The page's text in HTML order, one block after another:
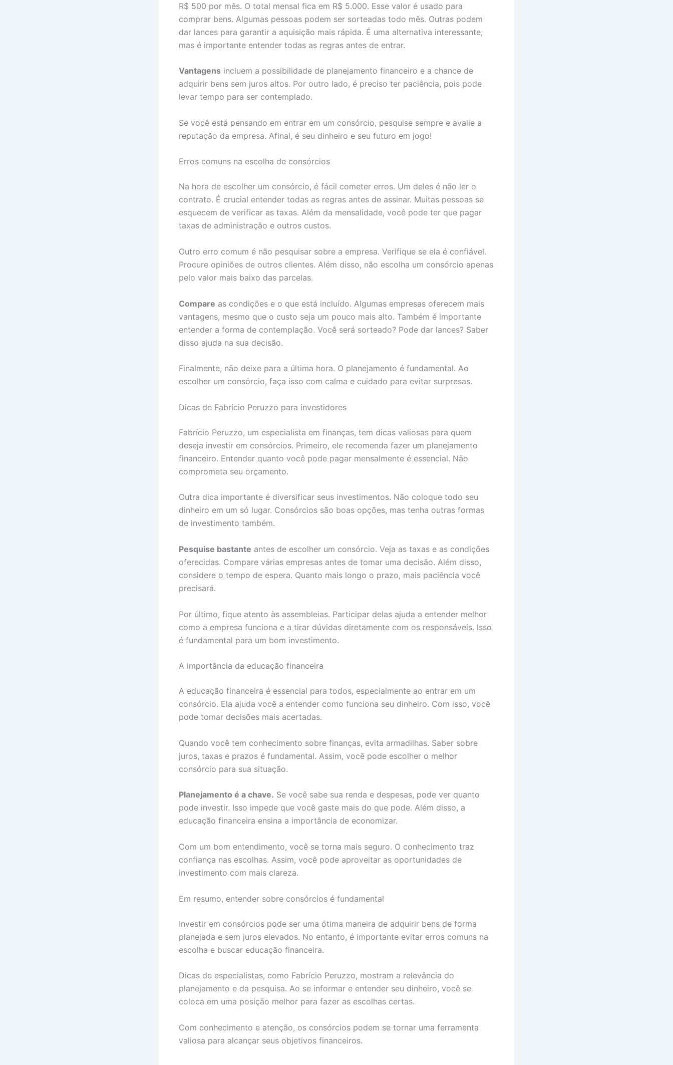
R$ 500 por mês. O total mensal fica em R$ 5.000. Esse valor é usado para
comprar bens. Algumas pessoas podem ser sorteadas todo mês. Outras podem
dar lances para garantir a aquisição mais rápida. É uma alternativa interessante,
mas é importante entender todas as regras antes de entrar.
Vantagens incluem a possibilidade de planejamento financeiro e a chance de
adquirir bens sem juros altos. Por outro lado, é preciso ter paciência, pois pode
levar tempo para ser contemplado.
Se você está pensando em entrar em um consórcio, pesquise sempre e avalie a
reputação da empresa. Afinal, é seu dinheiro e seu futuro em jogo!
Erros comuns na escolha de consórcios
Na hora de escolher um consórcio, é fácil cometer erros. Um deles é não ler o
contrato. É crucial entender todas as regras antes de assinar. Muitas pessoas se
esquecem de verificar as taxas. Além da mensalidade, você pode ter que pagar
taxas de administração e outros custos.
Outro erro comum é não pesquisar sobre a empresa. Verifique se ela é confiável.
Procure opiniões de outros clientes. Além disso, não escolha um consórcio apenas
pelo valor mais baixo das parcelas.
Compare as condições e o que está incluído. Algumas empresas oferecem mais
vantagens, mesmo que o custo seja um pouco mais alto. Também é importante
entender a forma de contemplação. Você será sorteado? Pode dar lances? Saber
disso ajuda na sua decisão.
Finalmente, não deixe para a última hora. O planejamento é fundamental. Ao
escolher um consórcio, faça isso com calma e cuidado para evitar surpresas.
Dicas de Fabrício Peruzzo para investidores
Fabrício Peruzzo, um especialista em finanças, tem dicas valiosas para quem
deseja investir em consórcios. Primeiro, ele recomenda fazer um planejamento
financeiro. Entender quanto você pode pagar mensalmente é essencial. Não
comprometa seu orçamento.
Outra dica importante é diversificar seus investimentos. Não coloque todo seu
dinheiro em um só lugar. Consórcios são boas opções, mas tenha outras formas
de investimento também.
Pesquise bastante antes de escolher um consórcio. Veja as taxas e as condições
oferecidas. Compare várias empresas antes de tomar uma decisão. Além disso,
considere o tempo de espera. Quanto mais longo o prazo, mais paciência você
precisará.
Por último, fique atento às assembleias. Participar delas ajuda a entender melhor
como a empresa funciona e a tirar dúvidas diretamente com os responsáveis. Isso
é fundamental para um bom investimento.
A importância da educação financeira
A educação financeira é essencial para todos, especialmente ao entrar em um
consórcio. Ela ajuda você a entender como funciona seu dinheiro. Com isso, você
pode tomar decisões mais acertadas.
Quando você tem conhecimento sobre finanças, evita armadilhas. Saber sobre
juros, taxas e prazos é fundamental. Assim, você pode escolher o melhor
consórcio para sua situação.
Planejamento é a chave. Se você sabe sua renda e despesas, pode ver quanto
pode investir. Isso impede que você gaste mais do que pode. Além disso, a
educação financeira ensina a importância de economizar.
Com um bom entendimento, você se torna mais seguro. O conhecimento traz
confiança nas escolhas. Assim, você pode aproveitar as oportunidades de
investimento com mais clareza.
Em resumo, entender sobre consórcios é fundamental
Investir em consórcios pode ser uma ótima maneira de adquirir bens de forma
planejada e sem juros elevados. No entanto, é importante evitar erros comuns na
escolha e buscar educação financeira.
Dicas de especialistas, como Fabrício Peruzzo, mostram a relevância do
planejamento e da pesquisa. Ao se informar e entender seu dinheiro, você se
coloca em uma posição melhor para fazer as escolhas certas.
Com conhecimento e atenção, os consórcios podem se tornar uma ferramenta
valiosa para alcançar seus objetivos financeiros.